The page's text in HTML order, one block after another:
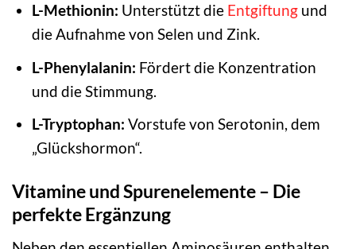
L-Methionin: Unterstützt die Entgiftungund
die Aufnahme von Selen und Zink.
L-Phenylalanin: Fördert die Konzentration
und die Stimmung.
L-Tryptophan: Vorstufe von Serotonin, dem
„Glückshormon“.
Vitamine und Spurenelemente – Die
perfekte Ergänzung